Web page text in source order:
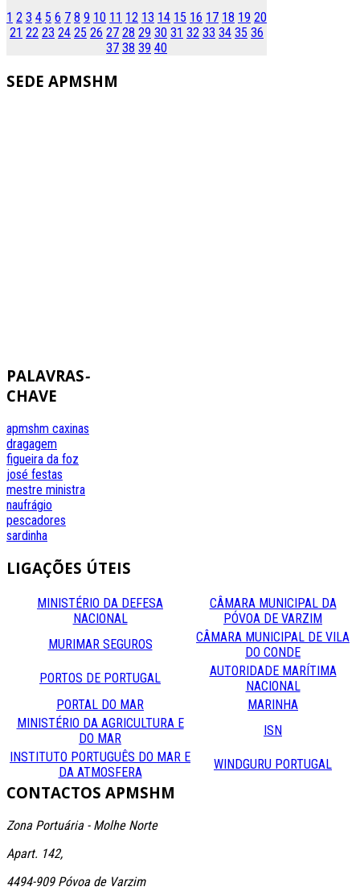
1 2 3 4 5 6 7 8 9 10 11 12 13 14 15 16 17 18 19 20
21 22 23 24 25 26 27 28 29 30 31 32 33 34 35 36
37 38 39 40
SEDE APMSHM
PALAVRAS-
CHAVE
apmshm caxinas
dragagem
figueira da foz
josé festas
mestre ministra
naufrágio
pescadores
sardinha
LIGAÇÕES ÚTEIS
MINISTÉRIO DA DEFESA
NACIONAL
CÂMARA MUNICIPAL DA
PÓVOA DE VARZIM
MURIMAR SEGUROS
CÂMARA MUNICIPAL DE VILA
DO CONDE
PORTOS DE PORTUGAL
AUTORIDADE MARÍTIMA
NACIONAL
PORTAL DO MAR
MARINHA
MINISTÉRIO DA AGRICULTURA E
DO MAR
ISN
INSTITUTO PORTUGUÊS DO MAR E
DA ATMOSFERA
WINDGURU PORTUGAL
CONTACTOS APMSHM
Zona Portuária - Molhe Norte
Apart. 142,
4494-909 Póvoa de Varzim